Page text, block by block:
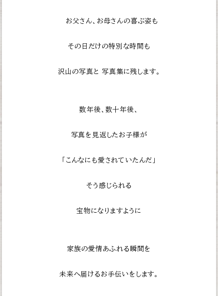
お父さん、お母さんの喜ぶ姿も
その日だけの特別な時間も
沢山の写真と 写真集に残します。
数年後、数十年後、
写真を見返したお子様が
「こんなにも愛されていたんだ」
そう感じられる
宝物になりますように
家族の愛情あふれる瞬間を
未来へ届けるお手伝いをします。